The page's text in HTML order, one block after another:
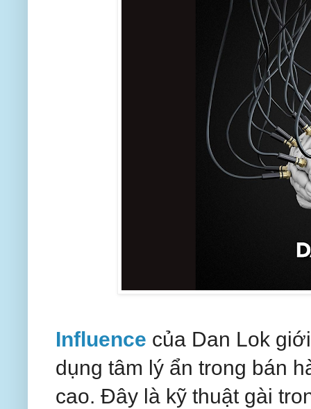
Influence của Dan Lok
dụng tâm lý ẩn trong bán
cao. Đây là kỹ thuật gài